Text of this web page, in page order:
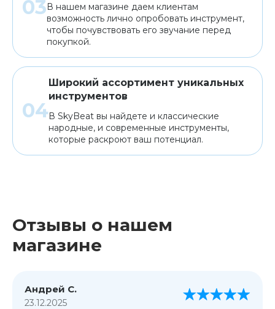
В нашем магазине даем клиентам
возможность лично опробовать инструмент,
чтобы почувствовать его звучание перед
покупкой.
Широкий ассортимент уникальных
инструментов
В SkyBeat вы найдете и классические
народные, и современные инструменты,
которые раскроют ваш потенциал.
Отзывы о нашем
магазине
Андрей С.
23.12.2025